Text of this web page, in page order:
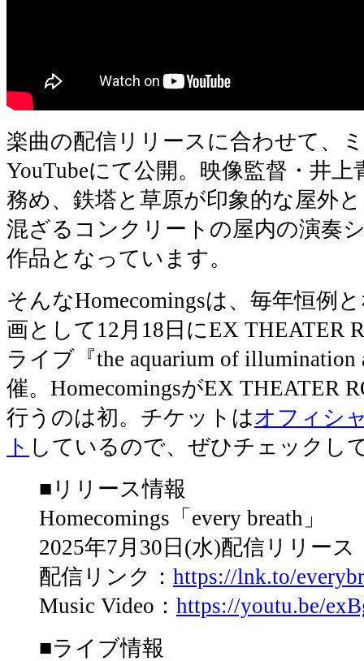
楽曲の配信リリースに合わせて、
YouTubeにて公開。映像監督・井
務め、鉄塔と草原が印象的な屋外
混ざるコンクリートの屋内の演奏
作品となっています。
そんなHomecomingsは、毎年恒例
画として12月18日にEX THEATER
ライブ『the aquarium of illumination
催。HomecomingsがEX THEATER
行うのは初。チケットはオフィシ
ト しているので、ぜひチェックし
■リリース情報
Homecomings「every breath」
2025年7月30日(水)配信リリース
配信リンク： https://lnk.to/
Music Video： https://youtu.be/
■ライブ情報